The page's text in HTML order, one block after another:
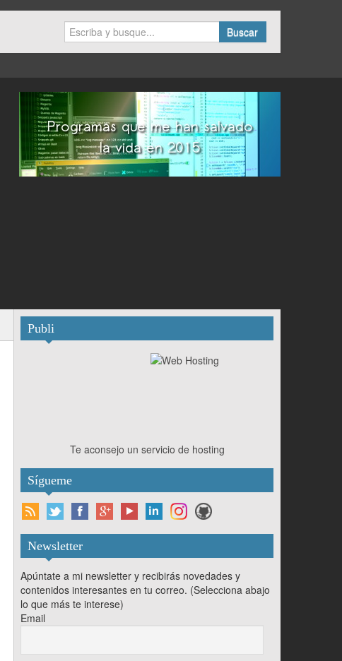
Buscar
Publi
Te aconsejo un servicio de hosting
Sígueme
Newsletter
Apúntate a mi newsletter y recibirás novedades y
contenidos interesantes en tu correo. (Selecciona abajo
lo que más te interese)
Email